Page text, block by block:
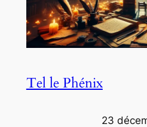
Tel le Phénix
23